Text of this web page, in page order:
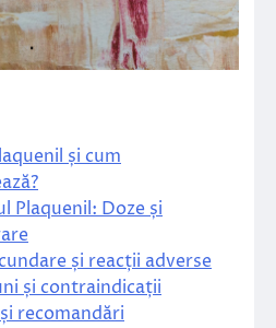
și cum
Plaquenil: Doze și
și reacții adverse
și contraindicații
recomandări